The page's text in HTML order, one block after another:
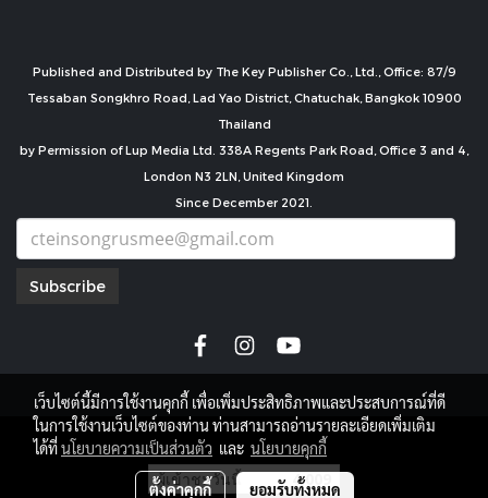
Published and Distributed by The Key Publisher Co., Ltd., Office: 87/9
Tessaban Songkhro Road, Lad Yao District, Chatuchak, Bangkok 10900
Thailand
by Permission of Lup Media Ltd. 338A Regents Park Road, Office 3 and 4,
London N3 2LN, United Kingdom
Since December 2021.
Subscribe
copyright by
ผู้เข้าชมวันนี้
4,009
เว็บไซต์นี้มีการใช้งานคุกกี้ เพื่อเพิ่มประสิทธิภาพและประสบการณ์ที่ดี
ในการใช้งานเว็บไซต์ของท่าน ท่านสามารถอ่านรายละเอียดเพิ่มเติม
ได้ที่นโยบายความเป็นส่วนตัว และ นโยบายคุกกี้
ตั้งค่าคุกกี้ ยอมรับทั้งหมด